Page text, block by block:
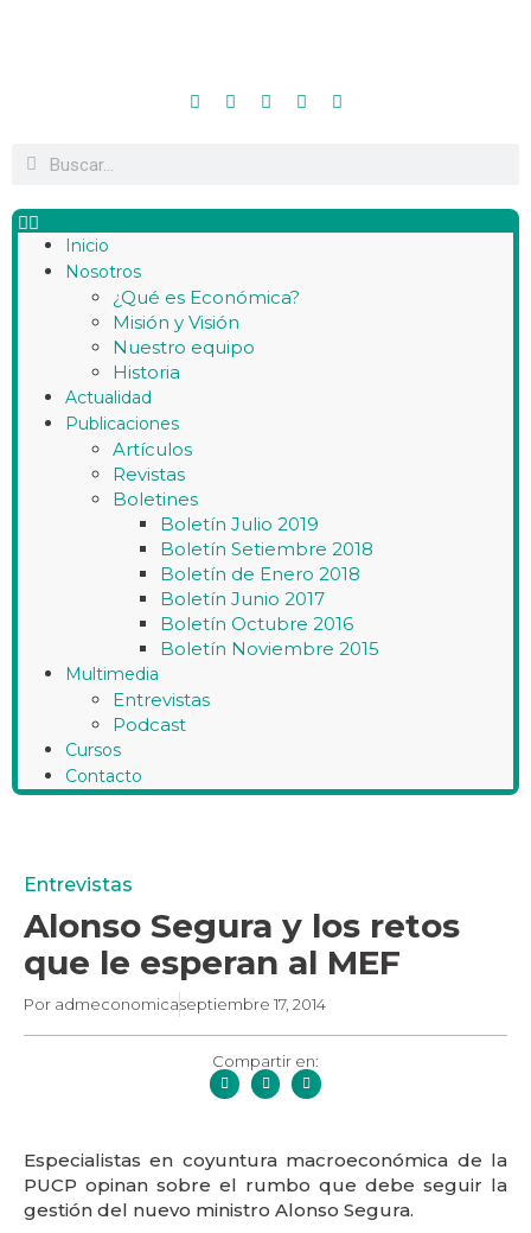
Inicio
Nosotros
¿Qué es Económica?
Misión y Visión
Nuestro equipo
Historia
Actualidad
Publicaciones
Artículos
Revistas
Boletines
Boletín Julio 2019
Boletín Setiembre 2018
Boletín de Enero 2018
Boletín Junio 2017
Boletín Octubre 2016
Boletín Noviembre 2015
Multimedia
Entrevistas
Podcast
Cursos
Contacto
Entrevistas
Alonso Segura y los retos
que le esperan al MEF
Por admeconomicaseptiembre 17, 2014
Compartir en:
Especialistas en coyuntura macroeconómica de la
PUCP opinan sobre el rumbo que debe seguir la
gestión del nuevo ministro Alonso Segura.